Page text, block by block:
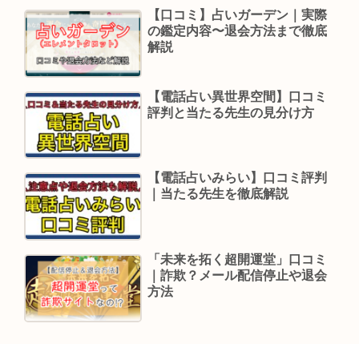
【口コミ】占いガーデン｜実際
の鑑定内容〜退会方法まで徹底
解説
【電話占い異世界空間】口コミ
評判と当たる先生の見分け方
【電話占いみらい】口コミ評判
｜当たる先生を徹底解説
「未来を拓く超開運堂」口コミ
｜詐欺？メール配信停止や退会
方法